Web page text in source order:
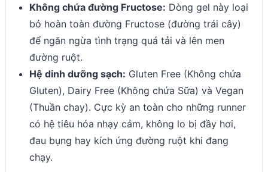
Không chứa đường Fructose: Dòng gel này loại
bỏ hoàn toàn đường Fructose (đường trái cây)
để ngăn ngừa tình trạng quá tải và lên men
đường ruột.
Hệ dinh dưỡng sạch: Gluten Free (Không chứa
Gluten), Dairy Free (Không chứa Sữa) và Vegan
(Thuần chay). Cực kỳ an toàn cho những runner
có hệ tiêu hóa nhạy cảm, không lo bị đầy hơi,
đau bụng hay kích ứng đường ruột khi đang
chạy.